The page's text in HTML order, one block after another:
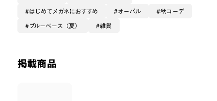
♦︎【面長 × イエベ春夏が選ぶメガネ】
シルバーほどクールすぎず、肌馴染みの良いアンティー
はじめてメガネにおすすめ オーバル 秋コーデ
ブルーベース（夏） 雑貨
掲載商品